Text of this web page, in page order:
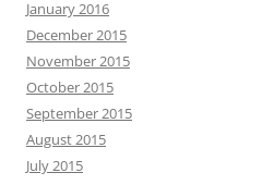
January 2016
December 2015
November 2015
October 2015
September 2015
August 2015
July 2015